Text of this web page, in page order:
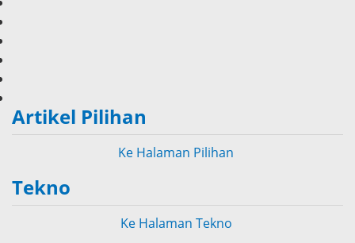
Artikel Pilihan
Ke Halaman Pilihan
Tekno
Ke Halaman Tekno